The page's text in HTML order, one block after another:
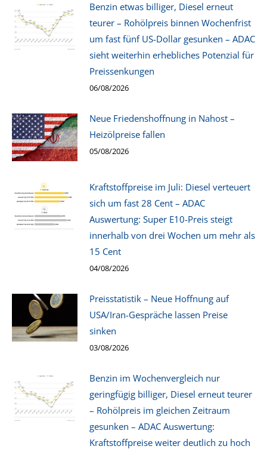
Benzin etwas billiger, Diesel erneut
teurer – Rohölpreis binnen Wochenfrist
um fast fünf US-Dollar gesunken – ADAC
sieht weiterhin erhebliches Potenzial für
Preissenkungen
06/08/2026
Neue Friedenshoffnung in Nahost –
Heizölpreise fallen
05/08/2026
Kraftstoffpreise im Juli: Diesel verteuert
sich um fast 28 Cent – ADAC
Auswertung: Super E10-Preis steigt
innerhalb von drei Wochen um mehr als
15 Cent
04/08/2026
Preisstatistik – Neue Hoffnung auf
USA/Iran-Gespräche lassen Preise
sinken
03/08/2026
Benzin im Wochenvergleich nur
geringfügig billiger, Diesel erneut teurer
– Rohölpreis im gleichen Zeitraum
gesunken – ADAC Auswertung:
Kraftstoffpreise weiter deutlich zu hoch